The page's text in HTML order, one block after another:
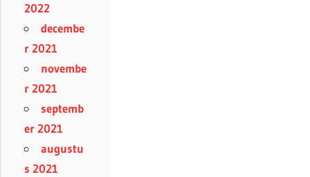
2022
decembe
r 2021
novembe
r 2021
septemb
er 2021
augustu
s 2021